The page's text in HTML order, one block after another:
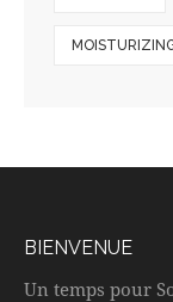
BIENVENUE
Un temps pour